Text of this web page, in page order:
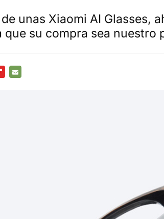
unas Xiaomi AI Glasses,
su compra sea nuestro